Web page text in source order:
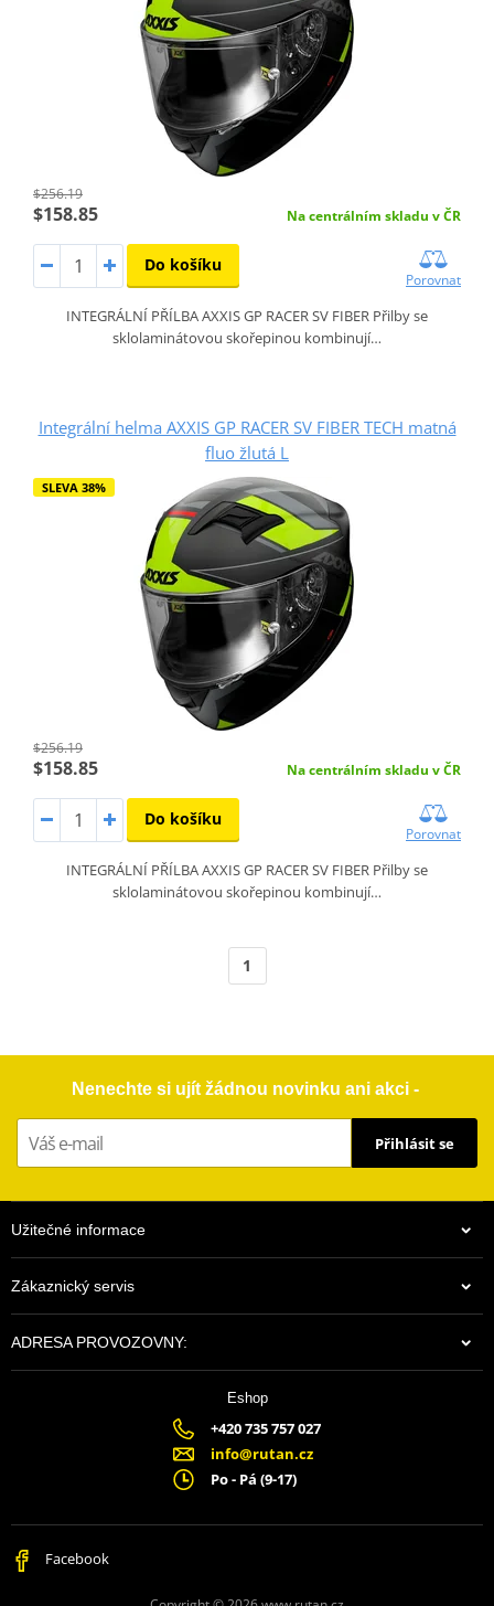
$256.19
$158.85 Na centrálním skladu v ČR
Do košíku
Porovnat
INTEGRÁLNÍ PŘÍLBA AXXIS GP RACER SV FIBER Přilby se
sklolaminátovou skořepinou kombinují…
Integrální helma AXXIS GP RACER SV FIBER TECH matná
fluo žlutá L
SLEVA 38%
$256.19
$158.85 Na centrálním skladu v ČR
Do košíku
Porovnat
INTEGRÁLNÍ PŘÍLBA AXXIS GP RACER SV FIBER Přilby se
sklolaminátovou skořepinou kombinují…
1
Nenechte si ujít žádnou novinku ani akci -
Přihlásit se
Užitečné informace
Zákaznický servis
ADRESA PROVOZOVNY:
Eshop
+420 735 757 027
info@rutan.cz
Po - Pá (9-17)
Facebook